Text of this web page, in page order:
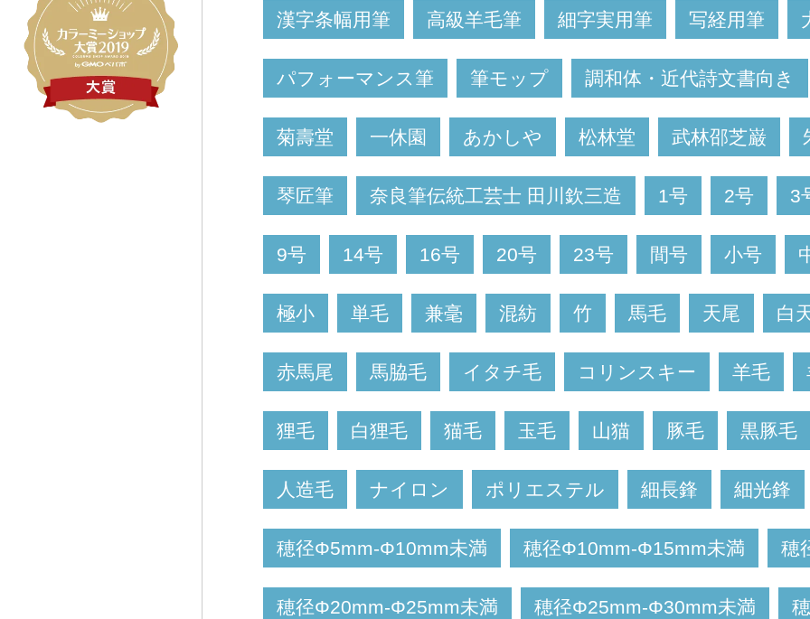
漢字条幅用筆 高級羊毛筆 細字実用筆 写経用筆
パフォーマンス筆 筆モップ 調和体・近代詩文書向き
菊壽堂 一休園 あかしや 松林堂 武林邵芝巌
琴匠筆 奈良筆伝統工芸士 田川欽三造 1号 2号 3
9号 14号 16号 20号 23号 間号 小号
極小 単毛 兼毫 混紡 竹 馬毛 天尾 白
赤馬尾 馬脇毛 イタチ毛 コリンスキー 羊毛
狸毛 白狸毛 猫毛 玉毛 山猫 豚毛 黒豚毛
人造毛 ナイロン ポリエステル 細長鋒 細光鋒
穂径Φ5mm-Φ10mm未満 穂径Φ10mm-Φ15mm未満 穂
穂径Φ20mm-Φ25mm未満 穂径Φ25mm-Φ30mm未満